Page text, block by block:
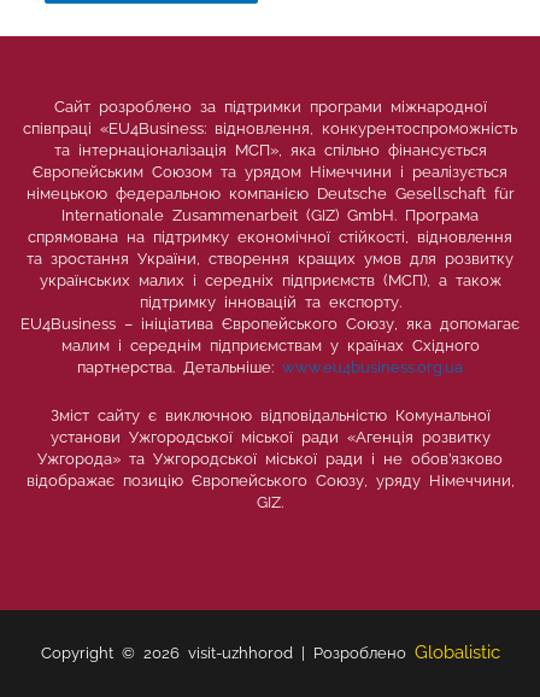
Сайт розроблено за підтримки програми міжнародної
співпраці «EU4Business: відновлення, конкурентоспроможність
та інтернаціоналізація МСП», яка спільно фінансується
Європейським Союзом та урядом Німеччини і реалізується
німецькою федеральною компанією Deutsche Gesellschaft für
Internationale Zusammenarbeit (GIZ) GmbH. Програма
спрямована на підтримку економічної стійкості, відновлення
та зростання України, створення кращих умов для розвитку
українських малих і середніх підприємств (МСП), а також
підтримку інновацій та експорту.
EU4Business – ініціатива Європейського Союзу, яка допомагає
малим і середнім підприємствам у країнах Східного
партнерства. Детальніше: www.eu4business.org.ua
Зміст сайту є виключною відповідальністю Комунальної
установи Ужгородської міської ради «Агенція розвитку
Ужгорода» та Ужгородської міської ради і не обов’язково
відображає позицію Європейського Союзу, уряду Німеччини,
GIZ.
Copyright © 2026 visit-uzhhorod | Розроблено Globalistic